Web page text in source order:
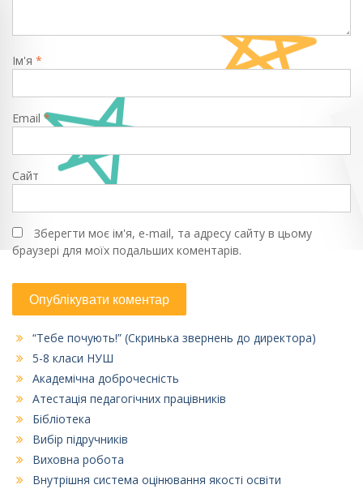
Ім'я *
Email *
Сайт
Зберегти моє ім'я, e-mail, та адресу сайту в цьому
браузері для моїх подальших коментарів.
“Тебе почують!” (Скринька звернень до директора)
5-8 класи НУШ
Академічна доброчесність
Атестація педагогічних працівників
Бібліотека
Вибір підручників
Виховна робота
Внутрішня система оцінювання якості освіти